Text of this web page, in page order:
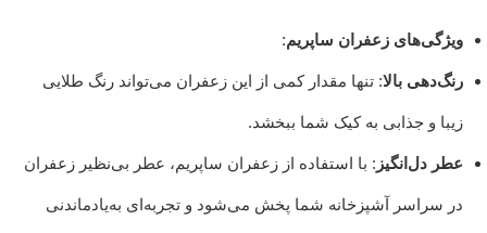
ویژگی‌های زعفران ساپریم:
رنگ‌دهی بالا: تنها مقدار کمی از این زعفران می‌تواند رنگ طلایی
زیبا و جذابی به کیک شما ببخشد.
عطر دل‌انگیز : با استفاده از زعفران ساپریم، عطر بی‌نظیر زعفران
در سراسر آشپزخانه شما پخش می‌شود و تجربه‌ای به‌یادماندنی